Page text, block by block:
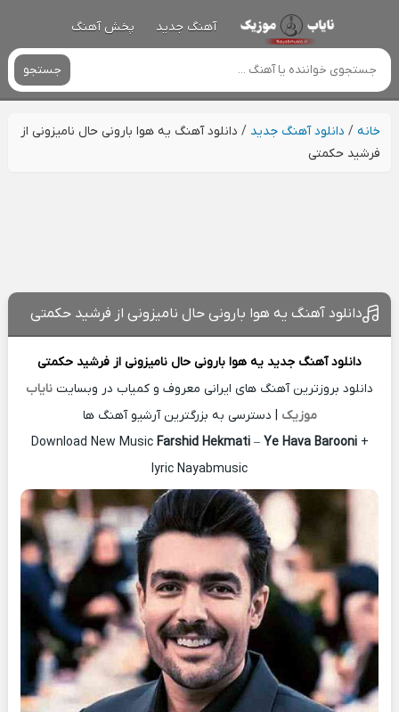
آهنگ جدید پخش آهنگ
جستجو
خانه/ دانلود آهنگ جدید / دانلود آهنگ یه هوا بارونی حال نامیزونی از
فرشید حکمتی
دانلود آهنگ یه هوا بارونی حال نامیزونی از فرشید حکمتی
دانلود آهنگ جدید یه هوا بارونی حال نامیزونی از فرشید حکمتی
دانلود بروزترین آهنگ های ایرانی معروف و کمیاب در وبسایت نایاب
موزیک | دسترسی به بزرگترین آرشیو آهنگ ها
Download New Music Farshid Hekmati– Ye Hava Barooni+
lyric Nayabmusic